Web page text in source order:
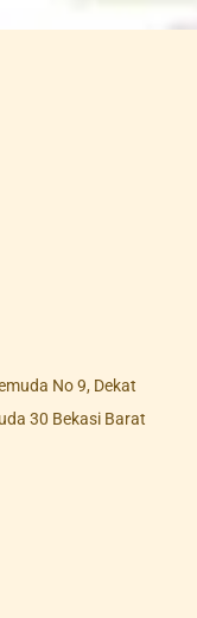
No 9, Dekat
30 Bekasi Barat